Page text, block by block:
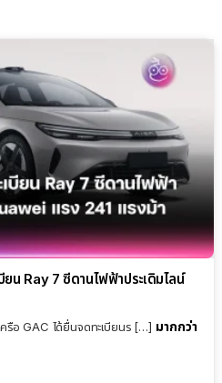
น Ray 7 ซีดานไฟฟ้าประเดิมไลน์
รือ GAC ได้ยื่นจดทะเบียนร […] มากกว่า